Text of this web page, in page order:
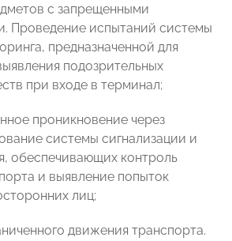
с запрещенными
Проведение испытаний системы
предназначенной для
подозрительных
при входе в терминал;
проникновение через
системы сигнализации и
обеспечивающих контроль
и выявление попыток
лиц;
движения транспорта.